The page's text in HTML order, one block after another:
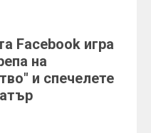
Facebook игра
на
и спечелете